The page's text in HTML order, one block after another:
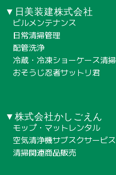
▼日美装建株式会社
ビルメンテナンス
日常清掃管理
配管洗浄
冷蔵・冷凍ショーケース清掃
おそうじ忍者サットリ君
▼株式会社かしごえん
モップ・マットレンタル
空気清浄機サブスクサービス
清掃関連商品販売